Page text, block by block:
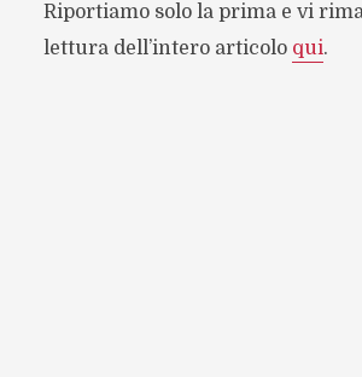
Riportiamo solo la prima e vi
lettura dell’intero articolo qui.